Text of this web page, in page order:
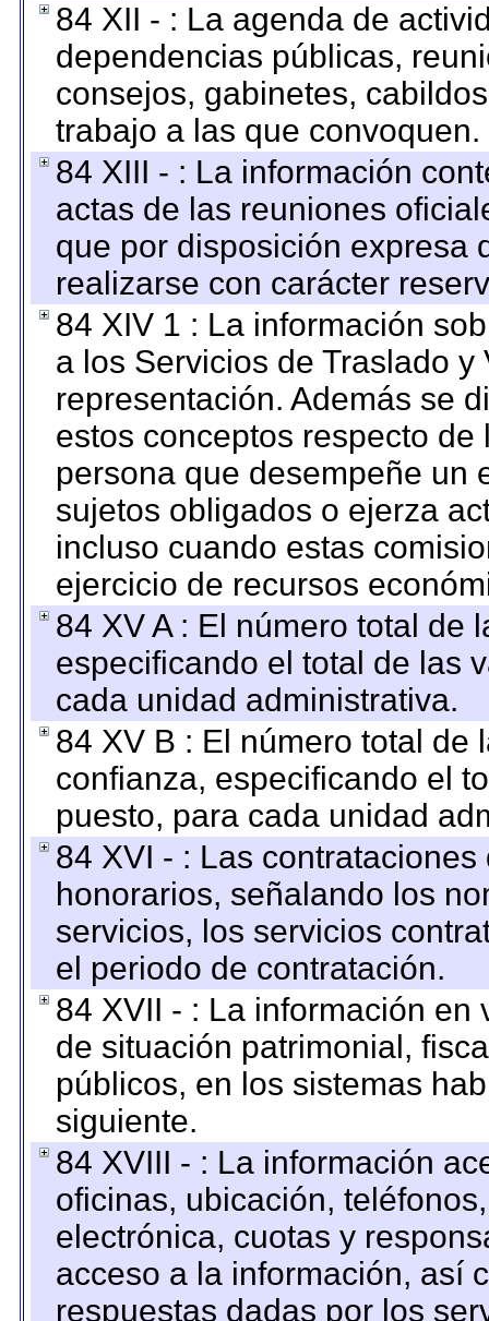
84 XII - : La agenda de
dependencias públicas,
consejos, gabinetes,
trabajo a las que convoquen.
84 XIII - : La información
actas de las reuniones
que por disposición expresa
realizarse con carácter
84 XIV 1 : La información
a los Servicios de Traslado
representación. Además se
estos conceptos respecto
persona que desempeñe un
sujetos obligados o ejerza
incluso cuando estas
ejercicio de recursos
84 XV A : El número total de
especificando el total de las
cada unidad administrativa.
84 XV B : El número total de
confianza, especificando el
puesto, para cada unidad
84 XVI - : Las
honorarios, señalando los
servicios, los servicios
el periodo de contratación.
84 XVII - : La información
de situación patrimonial,
públicos, en los sistemas
siguiente.
84 XVIII - : La información
oficinas, ubicación,
electrónica, cuotas y
acceso a la información, así
respuestas dadas por los